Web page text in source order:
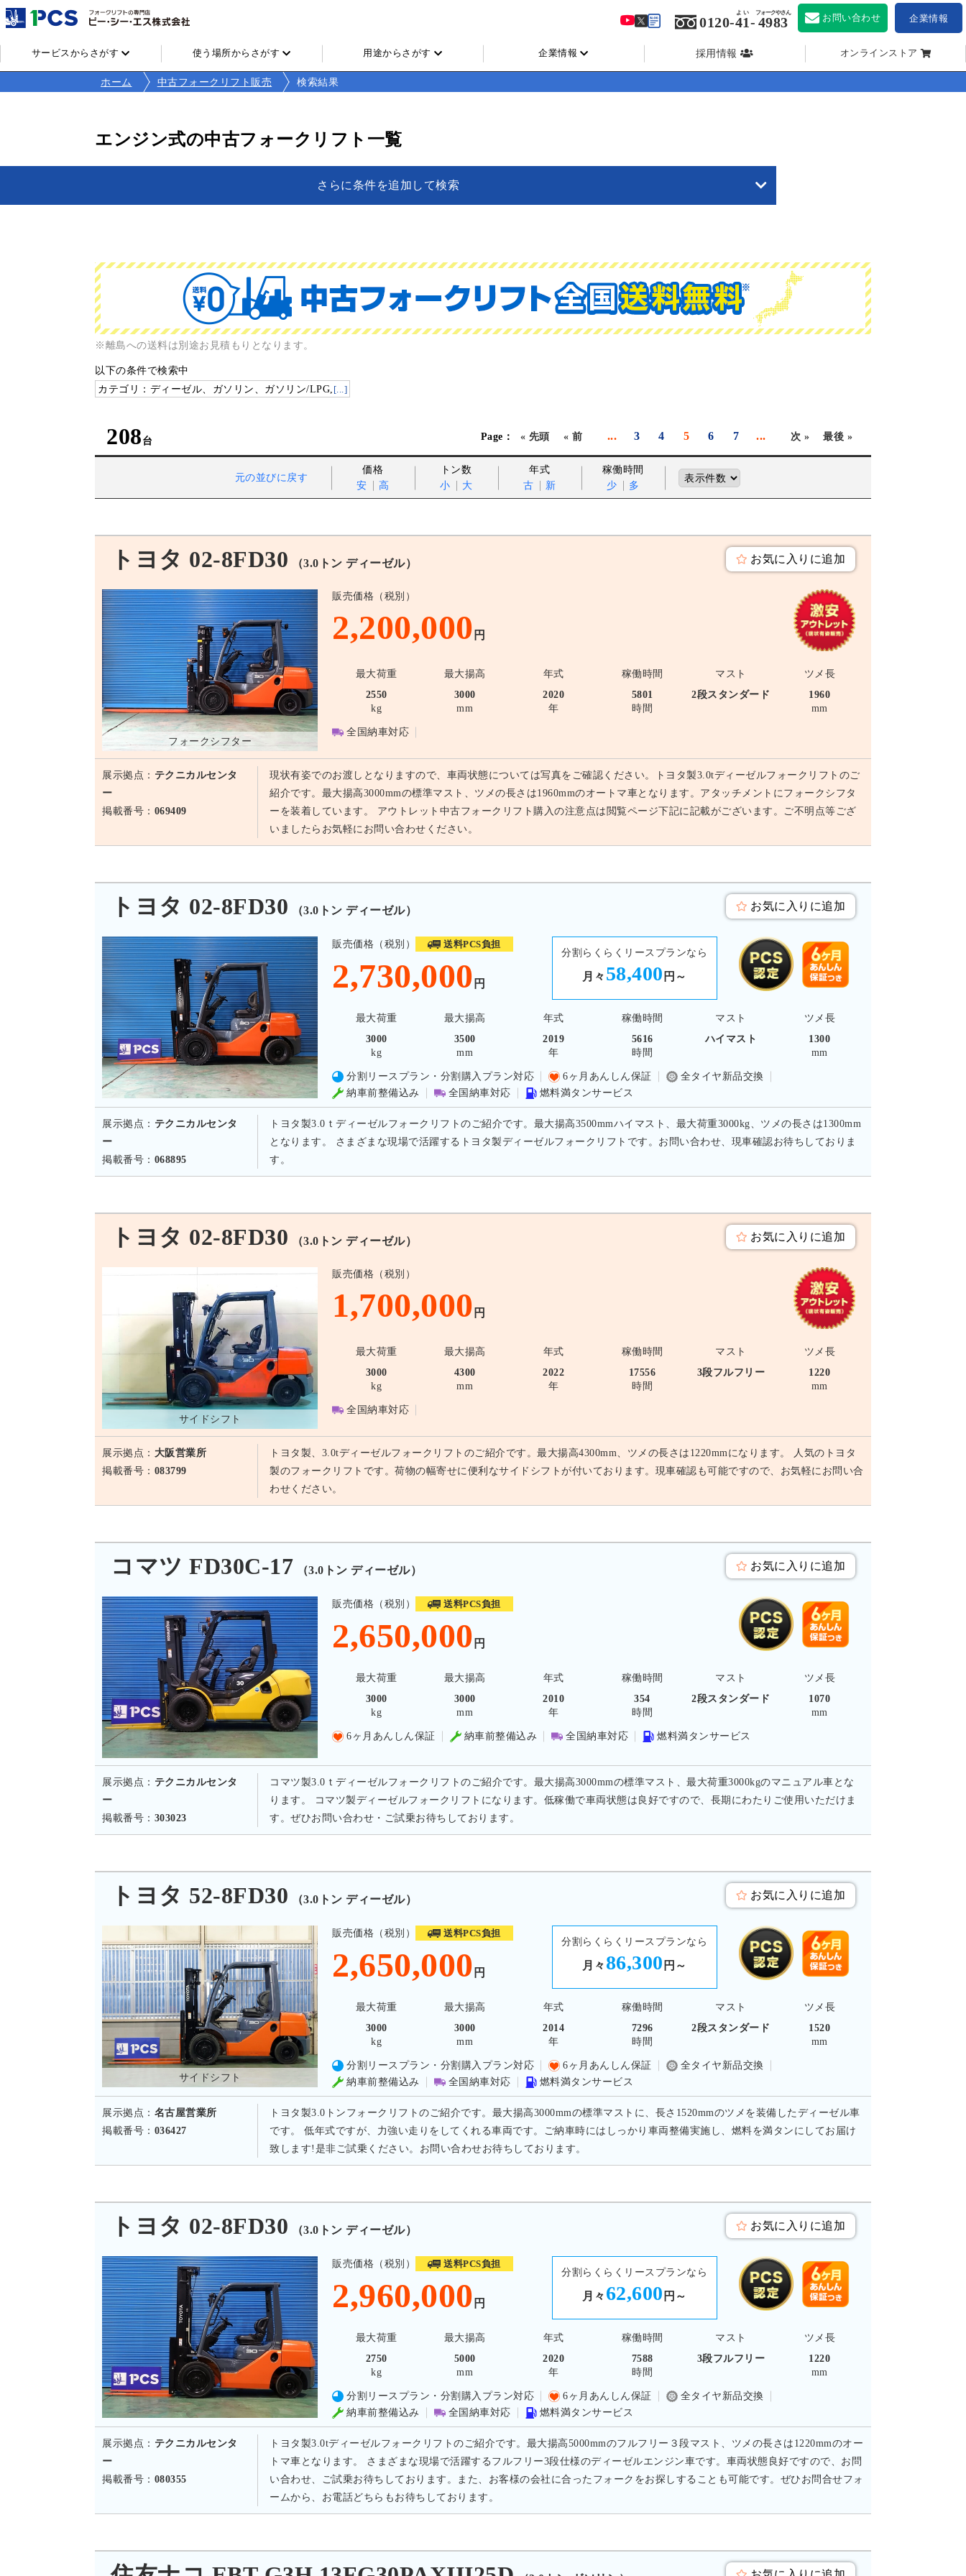
サービスからさがす 使う場所からさがす 用途からさがす 企業情報 採用情報 オンラインストア
0120-41
よい
- 4983
フォークやさん お問い合わせ 企業情報
ホーム 中古フォークリフト販売 検索結果
エンジン式の中古フォークリフト一覧
さらに条件を追加して検索
※離島への送料は別途お見積もりとなります。
以下の条件で検索中
カテゴリ：ディーゼル、ガソリン、ガソリン/LPG, [...]
208 « 先頭 « 前 ... 3 4 5 6 7 ... 次 » 最後 »
元の並びに戻す
価格
安
高
トン数
小
大
年式
古
新
稼働時間
少
多
トヨタ 02-8FD30 （3.0トン ディーゼル） お気に入りに追加
フォークシフター
販売価格（税別）
2,200,000 円
最大荷重 最大揚高 年式 稼働時間 マスト
ツメ長
2550
kg
3000
mm
2020
年
5801
時間
2段スタンダード
1960
mm
全国納車対応
展示拠点： テクニカルセンタ
ー
掲載番号： 069409
現状有姿でのお渡しとなりますので、車両状態については写真をご確認ください。トヨタ製3.0tディーゼルフォークリフトのご
紹介です。最大揚高3000mmの標準マスト、ツメの長さは1960mmのオートマ車となります。アタッチメントにフォークシフタ
ーを装着しています。 アウトレット中古フォークリフト購入の注意点は閲覧ページ下記に記載がございます。ご不明点等ござ
いましたらお気軽にお問い合わせください。
トヨタ 02-8FD30 （3.0トン ディーゼル） お気に入りに追加
販売価格（税別） 送料PCS負担
2,730,000 円
分割らくらくリースプランなら
月々 58,400 円～
最大荷重 最大揚高 年式 稼働時間 マスト
ツメ長
3000
kg
3500
mm
2019
年
5616
時間
ハイマスト
1300
mm
分割リースプラン・分割購入プラン対応 6ヶ月あんしん保証
全タイヤ新品交換
納車前整備込み
全国納車対応 燃料満タンサービス
展示拠点： テクニカルセンタ
ー
掲載番号： 068895
トヨタ製3.0ｔディーゼルフォークリフトのご紹介です。最大揚高3500mmハイマスト、最大荷重3000kg、ツメの長さは1300mm
となります。 さまざまな現場で活躍するトヨタ製ディーゼルフォークリフトです。お問い合わせ、現車確認お待ちしておりま
す。
トヨタ 02-8FD30 （3.0トン ディーゼル） お気に入りに追加
サイドシフト
販売価格（税別）
1,700,000 円
最大荷重 最大揚高 年式 稼働時間 マスト
ツメ長
3000
kg
4300
mm
2022
年
17556
時間
3段フルフリー
1220
mm
全国納車対応
展示拠点： 大阪営業所
掲載番号： 083799
トヨタ製、3.0tディーゼルフォークリフトのご紹介です。最大揚高4300mm、ツメの長さは1220mmになります。 人気のトヨタ
製のフォークリフトです。荷物の幅寄せに便利なサイドシフトが付いております。現車確認も可能ですので、お気軽にお問い合
わせください。
コマツ FD30C-17 （3.0トン ディーゼル） お気に入りに追加
販売価格（税別） 送料PCS負担
2,650,000 円
最大荷重 最大揚高 年式 稼働時間 マスト
ツメ長
3000
kg
3000
mm
2010
年
354
時間
2段スタンダード
1070
mm
6ヶ月あんしん保証 納車前整備込み 全国納車対応 燃料満タンサービス
展示拠点： テクニカルセンタ
ー
掲載番号： 303023
コマツ製3.0ｔディーゼルフォークリフトのご紹介です。最大揚高3000mmの標準マスト、最大荷重3000kgのマニュアル車とな
ります。 コマツ製ディーゼルフォークリフトになります。低稼働で車両状態は良好ですので、長期にわたりご使用いただけま
す。ぜひお問い合わせ・ご試乗お待ちしております。
トヨタ 52-8FD30 （3.0トン ディーゼル） お気に入りに追加
サイドシフト
販売価格（税別） 送料PCS負担
2,650,000 円
分割らくらくリースプランなら
月々 86,300 円～
最大荷重 最大揚高 年式 稼働時間 マスト
ツメ長
3000
kg
3000
mm
2014
年
7296
時間
2段スタンダード
1520
mm
分割リースプラン・分割購入プラン対応 6ヶ月あんしん保証
全タイヤ新品交換
納車前整備込み
全国納車対応 燃料満タンサービス
展示拠点： 名古屋営業所
掲載番号： 036427
トヨタ製3.0トンフォークリフトのご紹介です。最大揚高3000mmの標準マストに、長さ1520mmのツメを装備したディーゼル車
です。 低年式ですが、力強い走りをしてくれる車両です。ご納車時にはしっかり車両整備実施し、燃料を満タンにしてお届け
致します!是非ご試乗ください。お問い合わせお待ちしております。
トヨタ 02-8FD30 （3.0トン ディーゼル） お気に入りに追加
販売価格（税別） 送料PCS負担
2,960,000 円
分割らくらくリースプランなら
月々 62,600 円～
最大荷重 最大揚高 年式 稼働時間 マスト
ツメ長
2750
kg
5000
mm
2020
年
7588
時間
3段フルフリー
1220
mm
分割リースプラン・分割購入プラン対応 6ヶ月あんしん保証
全タイヤ新品交換
納車前整備込み
全国納車対応 燃料満タンサービス
展示拠点： テクニカルセンタ
ー
掲載番号： 080355
トヨタ製3.0tディーゼルフォークリフトのご紹介です。最大揚高5000mmのフルフリー３段マスト、ツメの長さは1220mmのオー
トマ車となります。 さまざまな現場で活躍するフルフリー3段仕様のディーゼルエンジン車です。車両状態良好ですので、お問
い合わせ、ご試乗お待ちしております。また、お客様の会社に合ったフォークをお探しすることも可能です。ぜひお問合せフォ
ームから、お電話どちらもお待ちしております。